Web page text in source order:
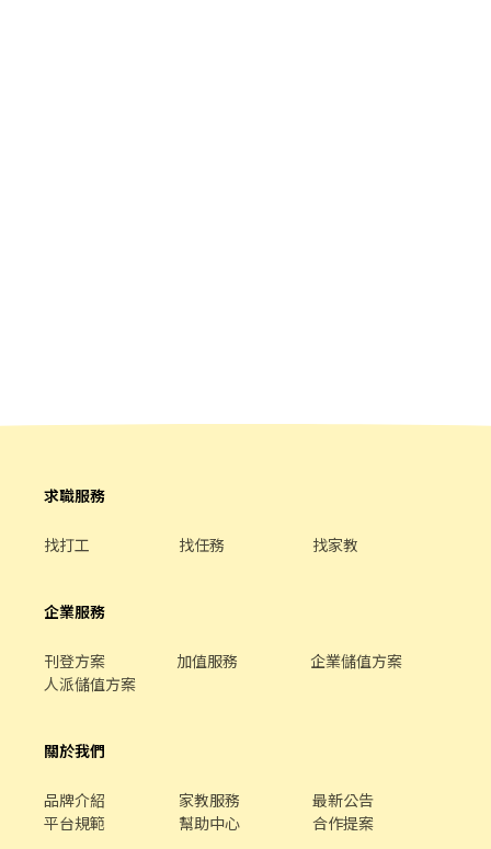
求職服務
找打工 找任務 找家教
企業服務
刊登方案 加值服務
企業儲值方案
人派儲值方案
關於我們
品牌介紹 家教服務
最新公告
平台規範
幫助中心 合作提案